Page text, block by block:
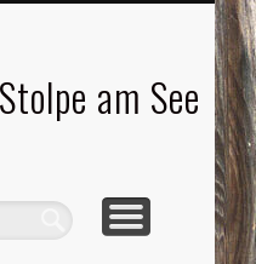
Stolpe am See